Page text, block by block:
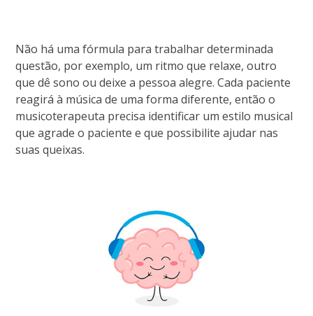
Não há uma fórmula para trabalhar determinada
questão, por exemplo, um ritmo que relaxe, outro
que dê sono ou deixe a pessoa alegre. Cada paciente
reagirá à música de uma forma diferente, então o
musicoterapeuta precisa identificar um estilo musical
que agrade o paciente e que possibilite ajudar nas
suas queixas.